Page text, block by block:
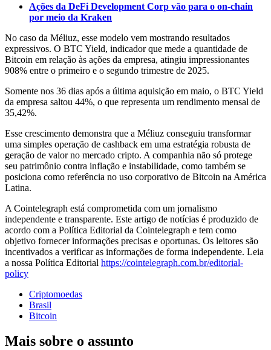
Ações da DeFi Development Corp vão para o on‑chain
por meio da Kraken
No caso da Méliuz, esse modelo vem mostrando resultados
expressivos. O BTC Yield, indicador que mede a quantidade de
Bitcoin em relação às ações da empresa, atingiu impressionantes
908% entre o primeiro e o segundo trimestre de 2025.
Somente nos 36 dias após a última aquisição em maio, o BTC Yield
da empresa saltou 44%, o que representa um rendimento mensal de
35,42%.
Esse crescimento demonstra que a Méliuz conseguiu transformar
uma simples operação de cashback em uma estratégia robusta de
geração de valor no mercado cripto. A companhia não só protege
seu patrimônio contra inflação e instabilidade, como também se
posiciona como referência no uso corporativo de Bitcoin na América
Latina.
A Cointelegraph está comprometida com um jornalismo
independente e transparente. Este artigo de notícias é produzido de
acordo com a Política Editorial da Cointelegraph e tem como
objetivo fornecer informações precisas e oportunas. Os leitores são
incentivados a verificar as informações de forma independente. Leia
a nossa Política Editorial https://cointelegraph.com.br/editorial-
policy
Criptomoedas
Brasil
Bitcoin
Mais sobre o assunto